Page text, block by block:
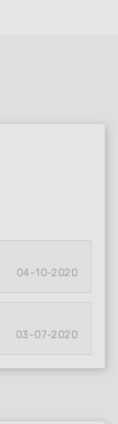
04-10-2020
03-07-2020